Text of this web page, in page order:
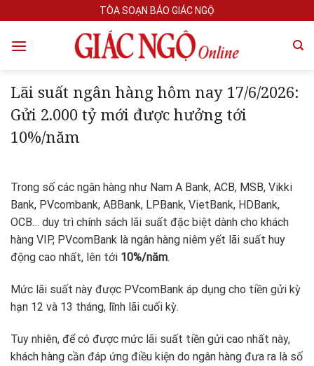
to
content
TÒA SOẠN BÁO GIÁC NGỘ
Lãi suất ngân hàng hôm nay 17/6/2026:
Gửi 2.000 tỷ mới được hưởng tới
10%/năm
Trong số các ngân hàng như Nam A Bank, ACB, MSB, Vikki
Bank, PVcombank, ABBank, LPBank, VietBank, HDBank,
OCB… duy trì chính sách lãi suất đặc biệt dành cho khách
hàng VIP, PVcomBank là ngân hàng niêm yết lãi suất huy
động cao nhất, lên tới 10%/năm.
Mức lãi suất này được PVcomBank áp dụng cho tiền gửi kỳ
hạn 12 và 13 tháng, lĩnh lãi cuối kỳ.
Tuy nhiên, để có được mức lãi suất tiền gửi cao nhất này,
khách hàng cần đáp ứng điều kiện do ngân hàng đưa ra là số